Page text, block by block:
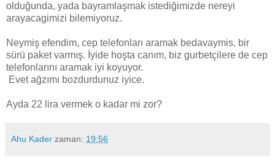
olduğunda, yada bayramlaşmak istediğimizde nereyi
arayacagimizi bilemiyoruz.
Neymiş efendim, cep telefonları aramak bedavaymis, bir
sürü paket varmış. İyide hoşta canım, biz gurbetçilere de cep
telefonlarını aramak iyi koyuyor.
Evet ağzımı bozdurdunuz iyice.
Ayda 22 lira vermek o kadar mi zor?
Ahu Kader zaman: 19:56